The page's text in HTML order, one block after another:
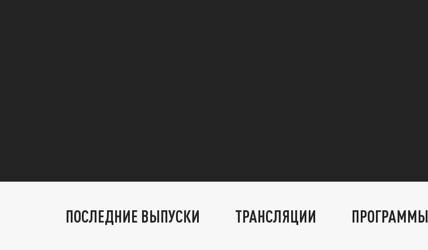
ПОСЛЕДНИЕ ВЫПУСКИ ТРАНСЛЯЦИИ ПРОГРАММЫ